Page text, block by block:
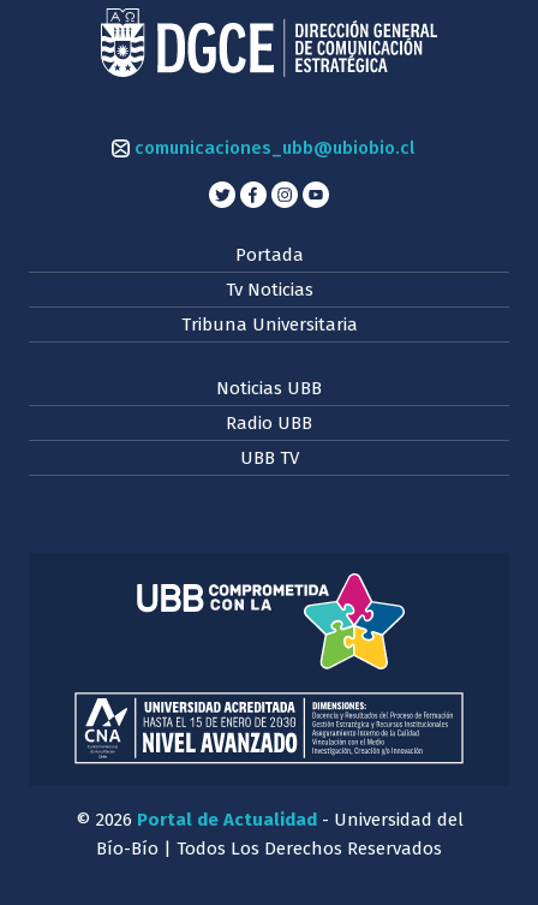
comunicaciones_ubb@ubiobio.cl
Portada
Tv Noticias
Tribuna Universitaria
Noticias UBB
Radio UBB
UBB TV
© 2026 Portal de Actualidad- Universidad del
Bío-Bío | Todos Los Derechos Reservados